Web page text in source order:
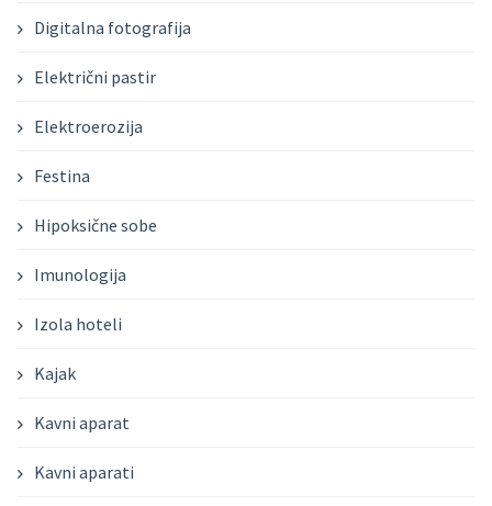
Digitalna fotografija
Električni pastir
Elektroerozija
Festina
Hipoksične sobe
Imunologija
Izola hoteli
Kajak
Kavni aparat
Kavni aparati